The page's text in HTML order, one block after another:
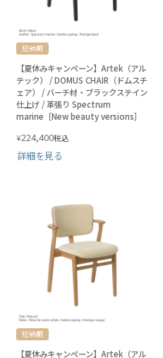
短納期
【夏休みキャンペーン】Artek（アル
テック） / DOMUS CHAIR（ドムスチ
ェア） / バーチ材・ブラックステイン
仕上げ / 革張り Spectrum
marine［New beauty versions］
¥224,400税込
詳細を見る
短納期
【夏休みキャンペーン】Artek（アル